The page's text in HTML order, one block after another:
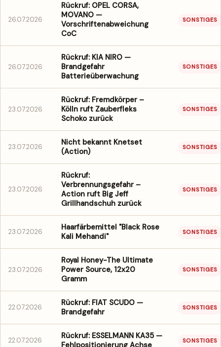
26.07.2026
Rückruf: OPEL CORSA,
MOVANO —
Vorschriftenabweichung
CoC
SONSTIGES
26.07.2026
Rückruf: KIA NIRO —
Brandgefahr
Batterieüberwachung
SONSTIGES
23.07.2026
Rückruf: Fremdkörper –
Kölln ruft Zauberfleks
Schoko zurück
SONSTIGES
23.07.2026
Nicht bekannt Knetset
(Action)
SONSTIGES
23.07.2026
Rückruf:
Verbrennungsgefahr –
Action ruft Big Jeff
Grillhandschuh zurück
SONSTIGES
23.07.2026
Haarfärbemittel "Black Rose
Kali Mehandi"
SONSTIGES
23.07.2026
Royal Honey-The Ultimate
Power Source, 12x20
Gramm
SONSTIGES
22.07.2026
Rückruf: FIAT SCUDO —
Brandgefahr
SONSTIGES
22.07.2026
Rückruf: ESSELMANN KA35 —
SONSTIGES